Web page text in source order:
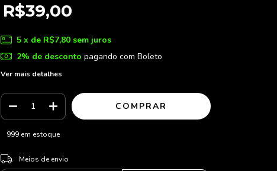
R$39,00
5 x de R$7,80 sem juros
2% de desconto pagando com Boleto
Ver mais detalhes
999 em estoque
Entregas para o CEP:
Meios de envio